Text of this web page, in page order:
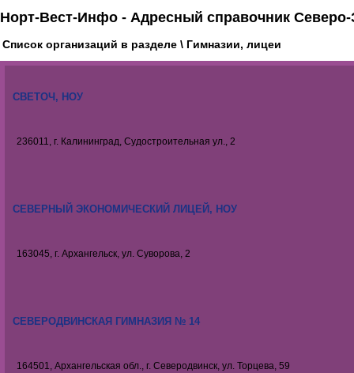
Норт-Вест-Инфо - Адресный справочник Северо-
Список организаций в разделе \ Гимназии, лицеи
СВЕТОЧ, НОУ
236011, г. Калининград, Судостроительная ул., 2
СЕВЕРНЫЙ ЭКОНОМИЧЕСКИЙ ЛИЦЕЙ, НОУ
163045, г. Архангельск, ул. Суворова, 2
СЕВЕРОДВИНСКАЯ ГИМНАЗИЯ № 14
164501, Архангельская обл., г. Северодвинск, ул. Торцева, 59